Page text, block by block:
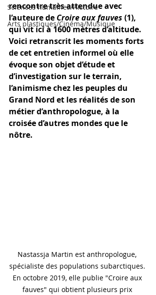
Sciences humaines/Histoire
Arts plastiques/Cinéma/Musique
rencontre très attendue avec
l’auteure de Croire aux fauves (1),
qui vit ici à 1600 mètres d’altitude.
Voici retranscrit les moments forts
de cet entretien informel où elle
évoque son objet d’étude et
d’investigation sur le terrain,
l’animisme chez les peuples du
Grand Nord et les réalités de son
métier d’anthropologue, à la
croisée d’autres mondes que le
nôtre.
Nastassja Martin est anthropologue,
spécialiste des populations subarctiques.
En octobre 2019, elle publie "Croire aux
fauves" qui obtient plusieurs prix